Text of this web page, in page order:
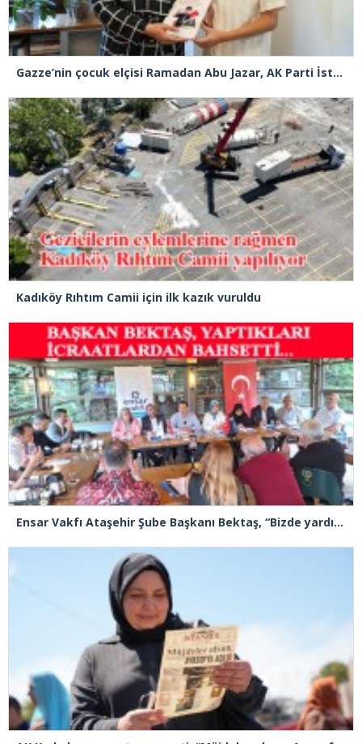
Gazze’nin çocuk elçisi Ramadan Abu Jazar, AK Parti İstanbul İl Başkanlığını ziyaret etti
Kadıköy Rıhtım Camii için ilk kazık vuruldu
Ensar Vakfı Ataşehir Şube Başkanı Bektaş, “Bizde yardım kelimesi yok, bizde paylaşmak ve hediyeleşmek var”